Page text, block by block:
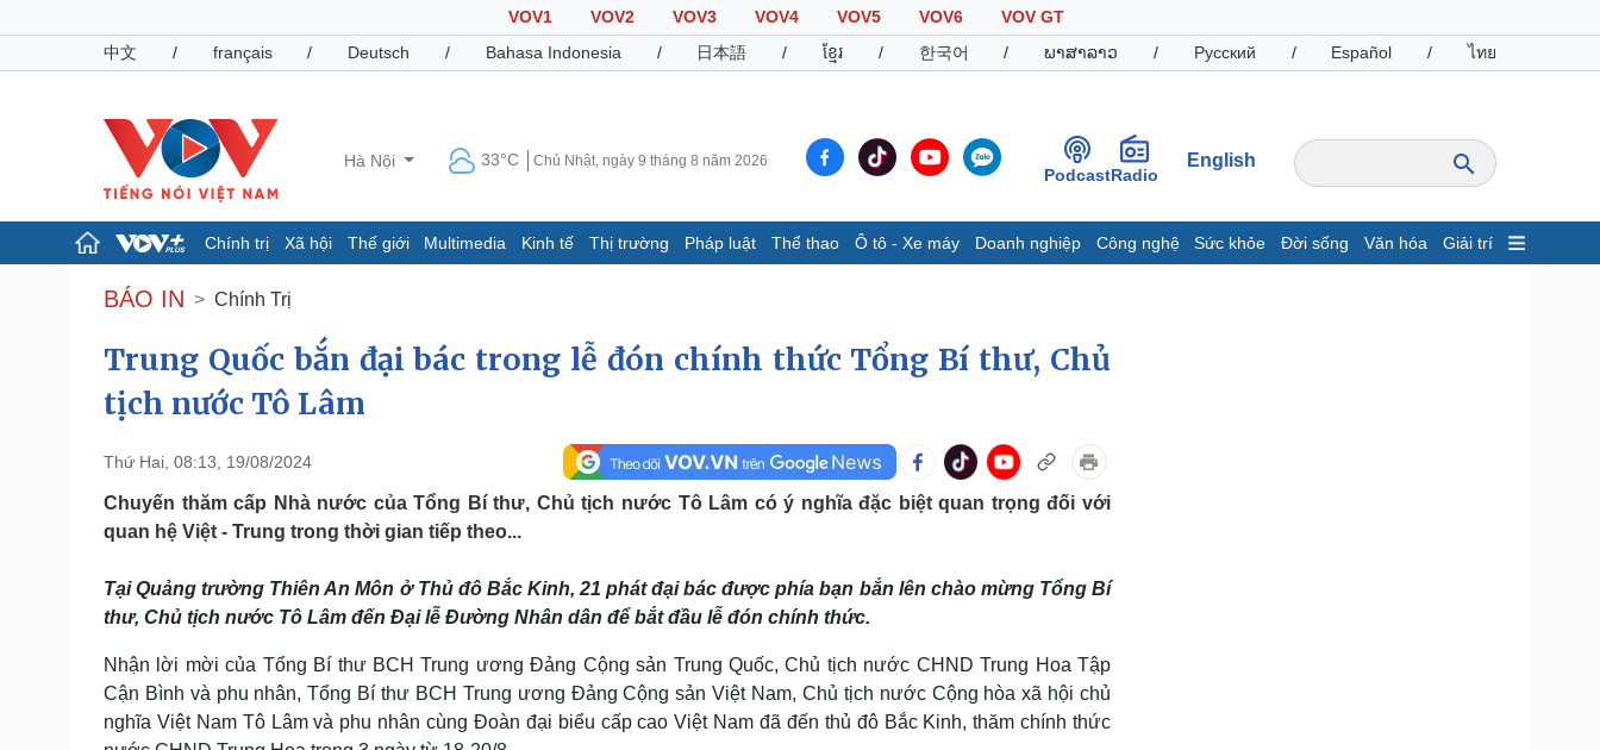
VOV1 VOV2 VOV3 VOV4 VOV5 VOV6
VOV GT
中文
/ français / Deutsch / Bahasa Indonesia / 日本語 / ខ្មែរ / 한국어 / ພາສາລາວ / Русский / Español / ไทย
Hà Nội 33°C Chủ Nhật, ngày 9 tháng 8 năm 2026
PodcastRadio
English
Chính trị Xã hội Thế giới Multimedia Kinh tế Thị trường Pháp luật Thể thao Ô tô - Xe máy Doanh nghiệp Công nghệ Sức khỏe Đời sống Văn hóa Giải trí
Chính trị
Tổ chức nhân sự
Quốc hội
Nhận diện sự thật
Dự báo thời tiết
Giáo dục
Dấu ấn VOV
Cuộc sống đó đây
Hồ sơ
Ảnh
E-Magazine
Khởi nghiệp
Pháp luật
Tin nóng
Quân sự - Quốc phòng
Vũ khí
Việt Nam
eSports
Hậu trường
Ô tô - Xe máy
Doanh nghiệp
Vì cộng đồng
Sức khỏe
Dinh dưỡng - món ngon
Cây thuốc
Sản phụ khoa
Đời sống
Nhà đẹp
Blog
Tình yêu - Gia đình
Văn hóa
Sân khấu - Điện ảnh
Văn học
Giải trí
Nghệ sĩ
Thời trang
Du lịch
Tư vấn
Săn Tour
BÁO IN Chính Trị
Trung Quốc bắn đại bác trong lễ đón chính thức Tổng Bí thư, Chủ
tịch nước Tô Lâm
Thứ Hai, 08:13, 19/08/2024
Chuyến thăm cấp Nhà nước của Tổng Bí thư, Chủ tịch nước Tô Lâm có ý nghĩa đặc biệt quan trọng đối với
quan hệ Việt - Trung trong thời gian tiếp theo...
Tại Quảng trường Thiên An Môn ở Thủ đô Bắc Kinh, 21 phát đại bác được phía bạn bắn lên chào mừng Tổng Bí
thư, Chủ tịch nước Tô Lâm đến Đại lễ Đường Nhân dân để bắt đầu lễ đón chính thức.
Nhận lời mời của Tổng Bí thư BCH Trung ương Đảng Cộng sản Trung Quốc, Chủ tịch nước CHND Trung Hoa Tập
Cận Bình và phu nhân, Tổng Bí thư BCH Trung ương Đảng Cộng sản Việt Nam, Chủ tịch nước Cộng hòa xã hội chủ
nghĩa Việt Nam Tô Lâm và phu nhân cùng Đoàn đại biểu cấp cao Việt Nam đã đến thủ đô Bắc Kinh, thăm chính thức